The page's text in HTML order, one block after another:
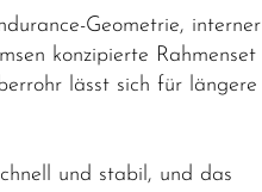
Geometrie, interner
konzipierte Rahmenset
lässt sich für längere
und stabil, und das